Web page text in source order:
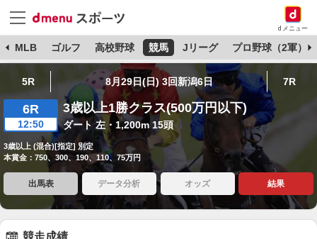
dメニュー
MLB ゴルフ 高校野球 競馬 Jリーグ プロ野球（2軍）
5R 8月29日(日) 3回新潟6日 7R
6R
12:50
3歳以上1勝クラス(500万円以下)
ダート 左・1,200m 15頭
3歳以上 (混合)[指定] 別定
本賞金：750、300、190、110、75万円
出馬表 データ分析 オッズ 結果
競走成績